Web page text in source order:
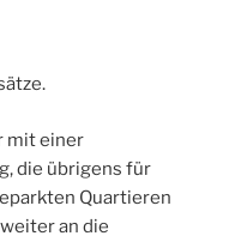
mit einer
die übrigens für
Quartieren
an die